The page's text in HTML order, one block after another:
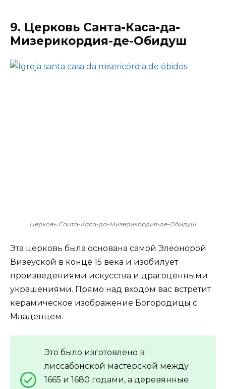
9. Церковь Санта-Каса-да-
Мизерикордия-де-Обидуш
Церковь Санта-Каса-да-Мизерикордия-де-Обидуш
Эта церковь была основана самой Элеонорой
Визеуской в конце 15 века и изобилует
произведениями искусства и драгоценными
украшениями. Прямо над входом вас встретит
керамическое изображение Богородицы с
Младенцем.
Это было изготовлено в
лиссабонской мастерской между
1665 и 1680 годами, а деревянные